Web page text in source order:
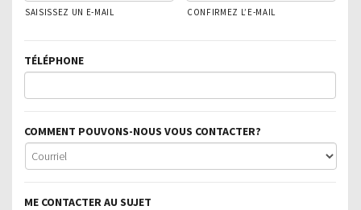
SAISISSEZ UN E-MAIL CONFIRMEZ L’E-MAIL
TÉLÉPHONE
COMMENT POUVONS-NOUS VOUS CONTACTER?
ME CONTACTER AU SUJET